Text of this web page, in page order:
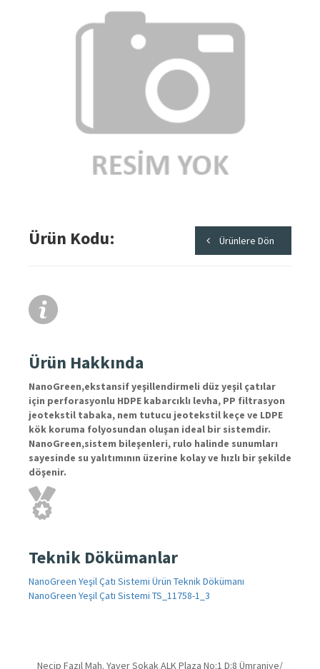
Ürün Kodu Ürünlere Dön
Ürün Hakkında
NanoGreen,ekstansif yeşillendirmeli düz yeşil çatılar
için perforasyonlu HDPE kabarcıklı levha, PP filtrasyon
jeotekstil tabaka, nem tutucu jeotekstil keçe ve LDPE
kök koruma folyosundan oluşan ideal bir sistemdir.
NanoGreen,sistem bileşenleri, rulo halinde sunumları
sayesinde su yalıtımının üzerine kolay ve hızlı bir şekilde
döşenir.
Teknik Dökümanlar
NanoGreen Yeşil Çatı Sistemi Ürün Teknik Dökümanı
NanoGreen Yeşil Çatı Sistemi TS_11758-1_3
Necip Fazıl Mah. Yaver Sokak ALK Plaza No:1 D:8 Ümraniye/